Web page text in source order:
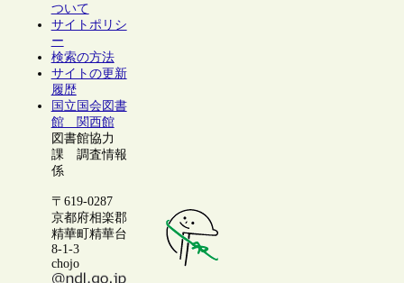
ついて
サイトポリシ
ー
検索の方法
サイトの更新
履歴
国立国会図書
館 関西館
図書館協力
課 調査情報
係
〒619-0287
京都府相楽郡
精華町精華台
8-1-3
chojo